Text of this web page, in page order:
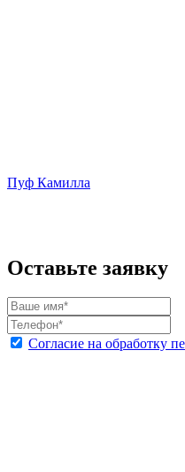
Пуф Камилла
Оставьте заявку
Согласие на обработку